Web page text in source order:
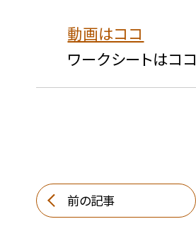
動画はココ
ワークシートはココ
前の記事